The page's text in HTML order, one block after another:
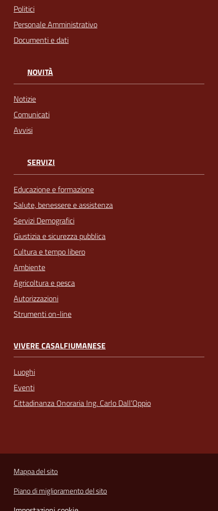
Politici
Personale Amministrativo
Documenti e dati
NOVITÀ
Notizie
Comunicati
Avvisi
SERVIZI
Educazione e formazione
Salute, benessere e assistenza
Servizi Demografici
Giustizia e sicurezza pubblica
Cultura e tempo libero
Ambiente
Agricoltura e pesca
Autorizzazioni
Strumenti on-line
VIVERE CASALFIUMANESE
Luoghi
Eventi
Cittadinanza Onoraria Ing. Carlo Dall’Oppio
Mappa del sito
Piano di miglioramento del sito